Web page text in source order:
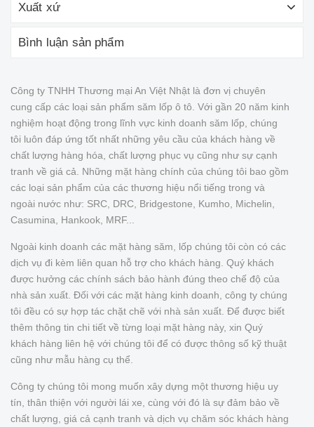
Xuất xứ
Bình luận sản phẩm
Công ty TNHH Thương mại An Việt Nhật là đơn vị chuyên
cung cấp các loại sản phẩm săm lốp ô tô. Với gần 20 năm kinh
nghiệm hoạt động trong lĩnh vực kinh doanh săm lốp, chúng
tôi luôn đáp ứng tốt nhất những yêu cầu của khách hàng về
chất lượng hàng hóa, chất lượng phục vụ cũng như sự cạnh
tranh về giá cả. Những mặt hàng chính của chúng tôi bao gồm
các loại sản phẩm của các thương hiệu nổi tiếng trong và
ngoài nước như: SRC, DRC, Bridgestone, Kumho, Michelin,
Casumina, Hankook, MRF...
Ngoài kinh doanh các mặt hàng săm, lốp chúng tôi còn có các
dịch vụ đi kèm liên quan hỗ trợ cho khách hàng. Quý khách
được hưởng các chính sách bảo hành đúng theo chế độ của
nhà sản xuất. Đối với các mặt hàng kinh doanh, công ty chúng
tôi đều có sự hợp tác chặt chẽ với nhà sản xuất. Để được biết
thêm thông tin chi tiết về từng loại mặt hàng này, xin Quý
khách hàng liên hệ với chúng tôi để có được thông số kỹ thuật
cũng như mẫu hàng cụ thể.
Công ty chúng tôi mong muốn xây dựng một thương hiệu uy
tín, thân thiện với người lái xe, cùng với đó là sự đảm bảo về
chất lượng, giá cả cạnh tranh và dịch vụ chăm sóc khách hàng